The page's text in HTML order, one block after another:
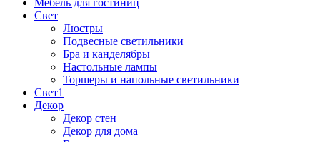
Мебель для гостиниц
Свет
Люстры
Подвесные светильники
Бра и канделябры
Настольные лампы
Торшеры и напольные светильники
Свет1
Декор
Декор стен
Декор для дома